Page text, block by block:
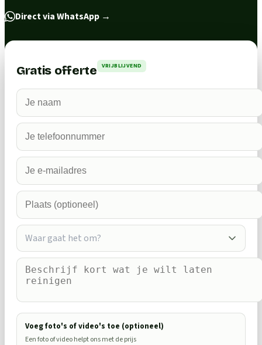
Direct via WhatsApp →
Gratis offerte VRIJBLIJVEND
Waar gaat het om?
Voeg foto's of video's toe (optioneel)
Een foto of video helpt ons met de prijs